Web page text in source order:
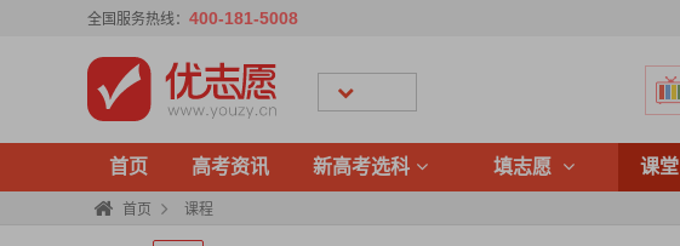
全国服务热线： 400-181-5008
首页 高考资讯 新高考选科 填志愿 课堂
首页 课程